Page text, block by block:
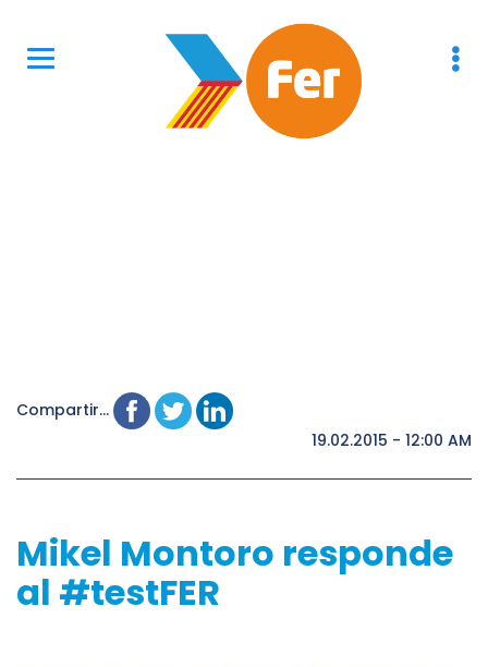
Compartir...
19.02.2015 - 12:00 AM
Mikel Montoro responde
al #testFER